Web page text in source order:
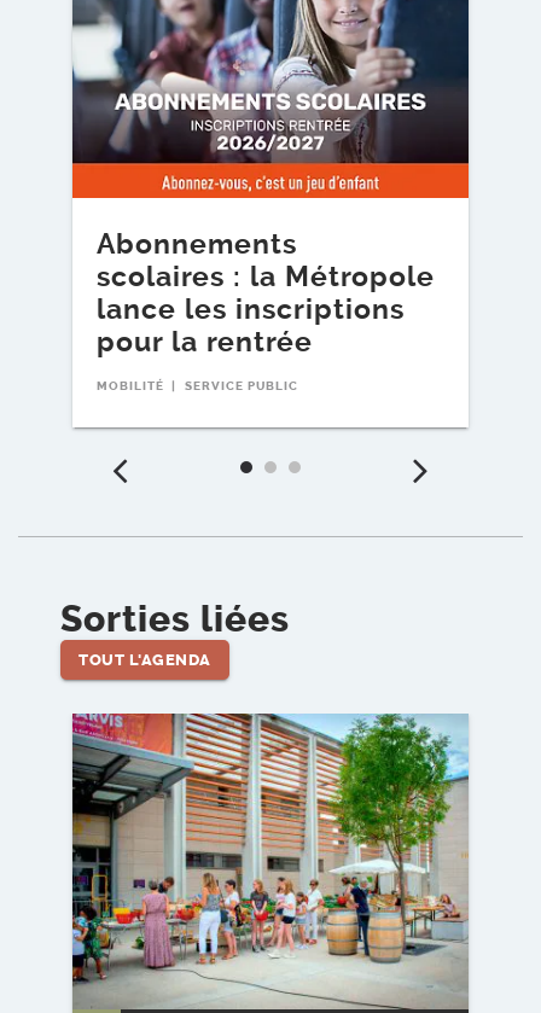
Précédent
Abonnements
scolaires : la Métropole
lance les inscriptions
pour la rentrée
MOBILITÉ SERVICE PUBLIC
Sorties liées
TOUT L'AGENDA
Voir l'événement